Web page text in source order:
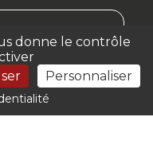
donne le contrôle
Personnaliser